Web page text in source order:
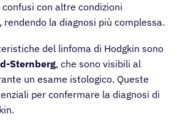
con altre condizioni
la diagnosi più complessa.
del linfoma di Hodgkin sono
Sternberg, che sono visibili al
un esame istologico. Queste
per confermare la diagnosi di